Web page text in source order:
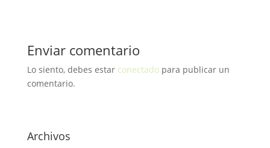
Enviar comentario
Lo siento, debes estar conectadopara publicar un
comentario.
Archivos